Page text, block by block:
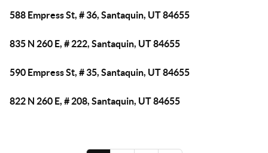
588 Empress St, # 36, Santaquin, UT 84655
835 N 260 E, # 222, Santaquin, UT 84655
590 Empress St, # 35, Santaquin, UT 84655
822 N 260 E, # 208, Santaquin, UT 84655